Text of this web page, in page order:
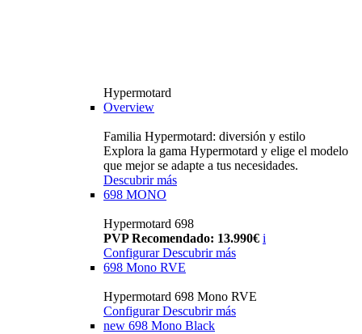
Hypermotard
Overview
Familia Hypermotard: diversión y estilo
Explora la gama Hypermotard y elige el modelo
que mejor se adapte a tus necesidades.
Descubrir más
698 MONO
Hypermotard 698
PVP Recomendado: 13.990€ i
ConfigurarDescubrir más
698 Mono RVE
Hypermotard 698 Mono RVE
Configurar Descubrir más
new 698 Mono Black